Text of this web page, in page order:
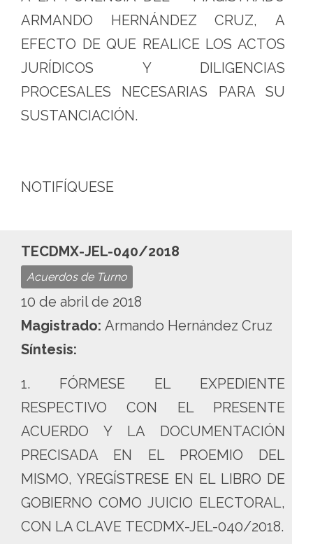
ARMANDO HERNÁNDEZ CRUZ, A
EFECTO DE QUE REALICE LOS ACTOS
JURÍDICOS Y DILIGENCIAS
PROCESALES NECESARIAS PARA SU
SUSTANCIACIÓN.
NOTIFÍQUESE
TECDMX-JEL-040/2018
Acuerdos de Turno
10 de abril de 2018
Magistrado: Armando Hernández Cruz
Síntesis:
1. FÓRMESE EL EXPEDIENTE
RESPECTIVO CON EL PRESENTE
ACUERDO Y LA DOCUMENTACIÓN
PRECISADA EN EL PROEMIO DEL
MISMO, YREGÍSTRESE EN EL LIBRO DE
GOBIERNO COMO JUICIO ELECTORAL,
CON LA CLAVE TECDMX-JEL-040/2018.